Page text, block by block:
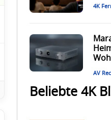
4K
AV
Beliebte 4K